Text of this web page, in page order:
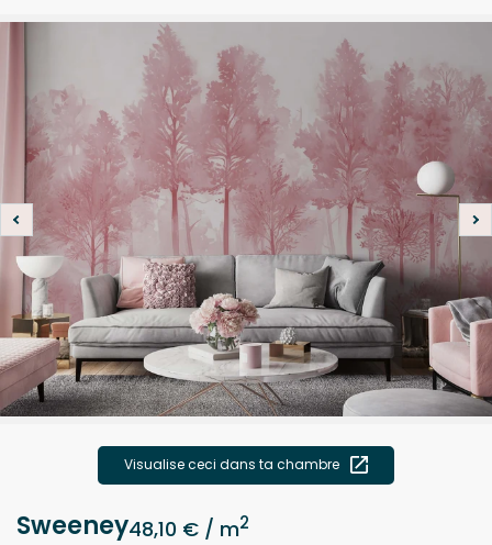
Visualise ceci dans ta chambre
Sweeney48,10 € / m2